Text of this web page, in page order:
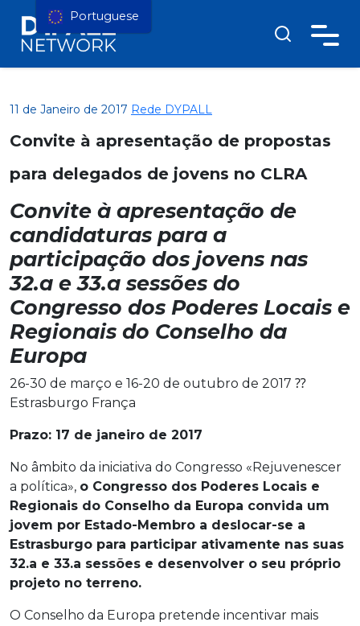
11 de Janeiro de 2017 Rede DYPALL
Convite à apresentação de propostas
para delegados de jovens no CLRA
Convite à apresentação de
candidaturas para a
participação dos jovens nas
32.a e 33.a sessões do
Congresso dos Poderes Locais e
Regionais do Conselho da
Europa
26-30 de março e 16-20 de outubro de 2017 ⁇
Estrasburgo França
Prazo: 17 de janeiro de 2017
No âmbito da iniciativa do Congresso «Rejuvenescer
a política», o Congresso dos Poderes Locais e
Regionais do Conselho da Europa convida um
jovem por Estado-Membro a deslocar-se a
Estrasburgo para participar ativamente nas suas
32.a e 33.a sessões e desenvolver o seu próprio
projeto no terreno.
O Conselho da Europa pretende incentivar mais
Portuguese